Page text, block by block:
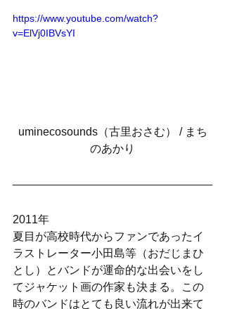
https://www.youtube.com/watch?
v=ElVj0IBVsYI
uminecosounds（古里おさむ） / まち
のあかり
2011年
夏目が高校時代からファンであったイ
ラストレーター小田島等（おだじまひ
とし）とバンドが運命的な出会いをし
てジャケット画の作家も決まる。この
時のバンドはとても良い流れが出来て